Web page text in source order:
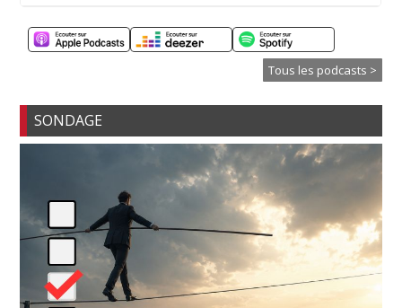
Tous les podcasts >
SONDAGE